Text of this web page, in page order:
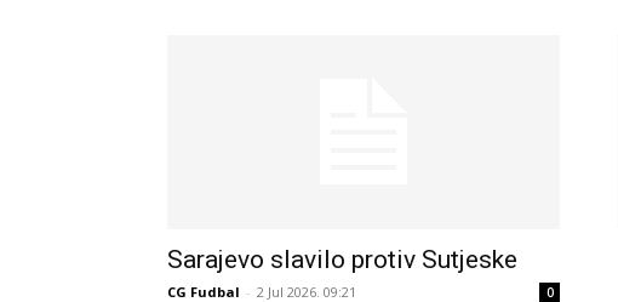
Sarajevo slavilo protiv Sutjeske
CG Fudbal - 2 Jul 2026. 09:21 0